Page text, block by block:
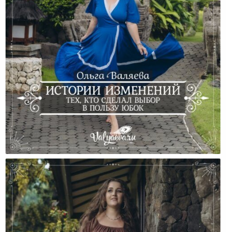
Истории Изменений Тех, Кто Сделал Выбор В
Пользу Юбок